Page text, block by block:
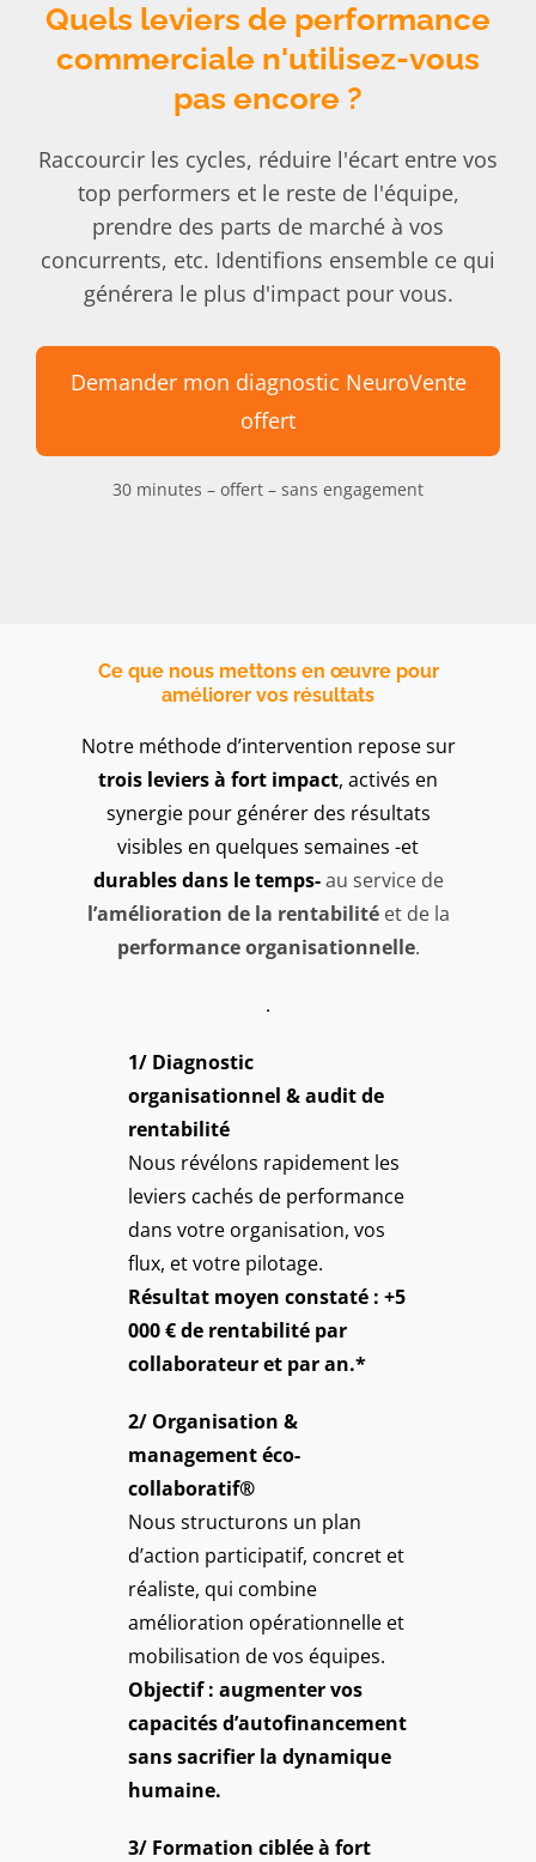
Quels leviers de performance
commerciale n'utilisez-vous
pas encore ?
Raccourcir les cycles, réduire l'écart entre vos
top performers et le reste de l'équipe,
prendre des parts de marché à vos
concurrents, etc. Identifions ensemble ce qui
générera le plus d'impact pour vous.
Demander mon diagnostic NeuroVente
offert
30 minutes – offert – sans engagement
Ce que nous mettons en œuvre pour
améliorer vos résultats
Notre méthode d’intervention repose sur
trois leviers à fort impact, activés en
synergie pour générer des résultats
visibles en quelques semaines -et
durables dans le temps- au service de
l’amélioration de la rentabilitéet de la
performance organisationnelle.
.
1/ Diagnostic
organisationnel & audit de
rentabilité
Nous révélons rapidement les
leviers cachés de performance
dans votre organisation, vos
flux, et votre pilotage.
Résultat moyen constaté : +5
000 € de rentabilité par
collaborateur et par an.*
2/ Organisation &
management éco-
collaboratif®
Nous structurons un plan
d’action participatif, concret et
réaliste, qui combine
amélioration opérationnelle et
mobilisation de vos équipes.
Objectif : augmenter vos
capacités d’autofinancement
sans sacrifier la dynamique
humaine.
3/ Formation ciblée à fort